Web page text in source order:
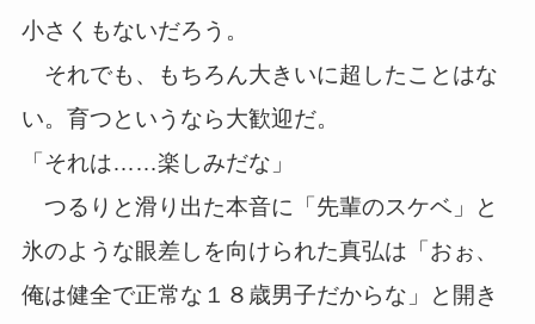
小さくもないだろう。
それでも、もちろん大きいに超したことはな
い。育つというなら大歓迎だ。
「それは……楽しみだな」
つるりと滑り出た本音に「先輩のスケベ」と
氷のような眼差しを向けられた真弘は「おぉ、
俺は健全で正常な１８歳男子だからな」と開き